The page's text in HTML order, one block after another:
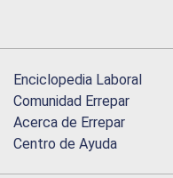
Enciclopedia Laboral
Comunidad Errepar
Acerca de Errepar
Centro de Ayuda